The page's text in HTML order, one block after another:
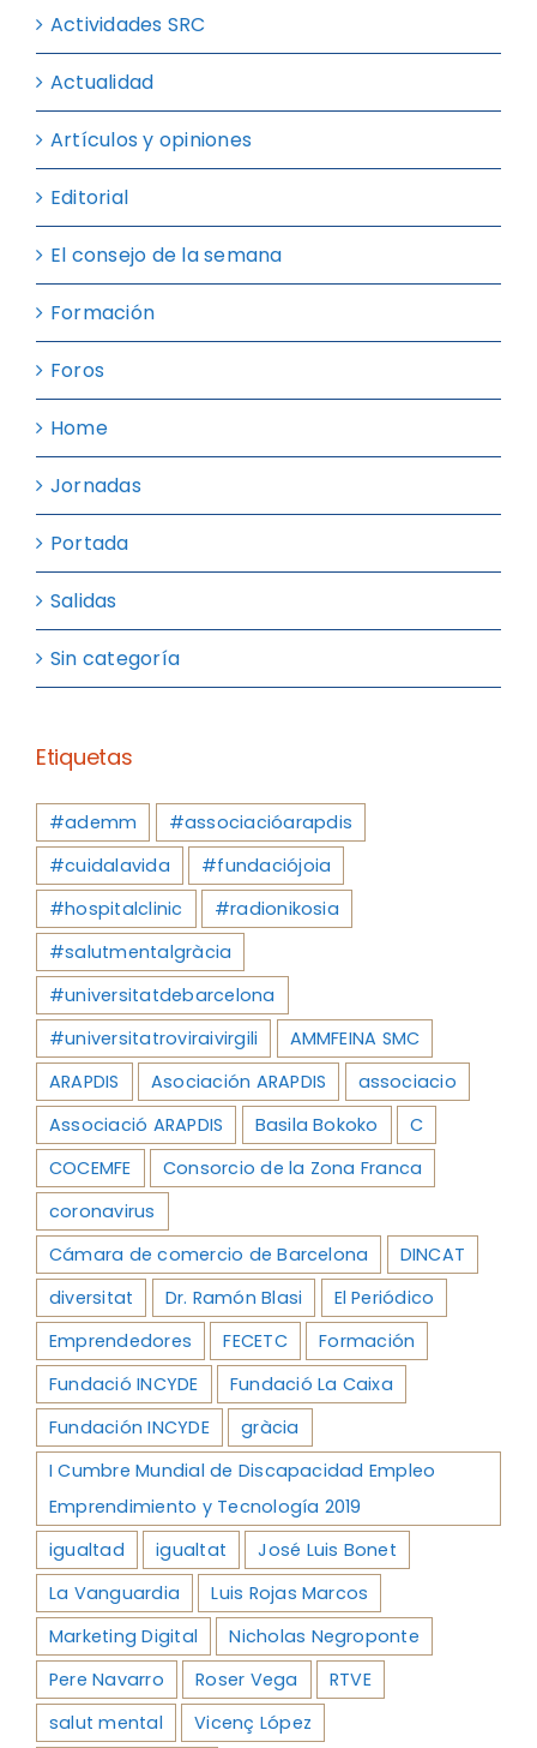
Actividades SRC
Actualidad
Artículos y opiniones
Editorial
El consejo de la semana
Formación
Foros
Home
Jornadas
Portada
Salidas
Sin categoría
Etiquetas
#ademm
#associacióarapdis
#cuidalavida
#fundaciójoia
#hospitalclinic
#radionikosia
#salutmentalgràcia
#universitatdebarcelona
#universitatroviraivirgili
AMMFEINA SMC
ARAPDIS
Asociación ARAPDIS
associacio
Associació ARAPDIS
Basila Bokoko
C
COCEMFE
Consorcio de la Zona Franca
coronavirus
Cámara de comercio de Barcelona
DINCAT
diversitat
Dr. Ramón Blasi
El Periódico
Emprendedores
FECETC
Formación
Fundació INCYDE
Fundació La Caixa
Fundación INCYDE
gràcia
I Cumbre Mundial de Discapacidad Empleo
Emprendimiento y Tecnología 2019
igualtad
igualtat
José Luis Bonet
La Vanguardia
Luis Rojas Marcos
Marketing Digital
Nicholas Negroponte
Pere Navarro
Roser Vega
RTVE
salut mental
Vicenç López